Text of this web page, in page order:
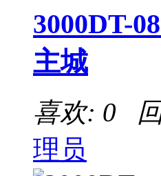
3000DT-
主城
喜欢: 0
理员